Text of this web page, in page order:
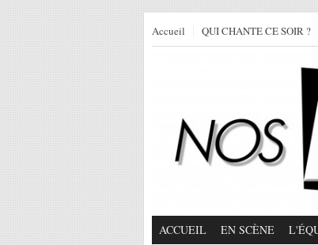
Accueil QUI CHANTE CE SOIR ?
ACCUEIL EN SCÈNE